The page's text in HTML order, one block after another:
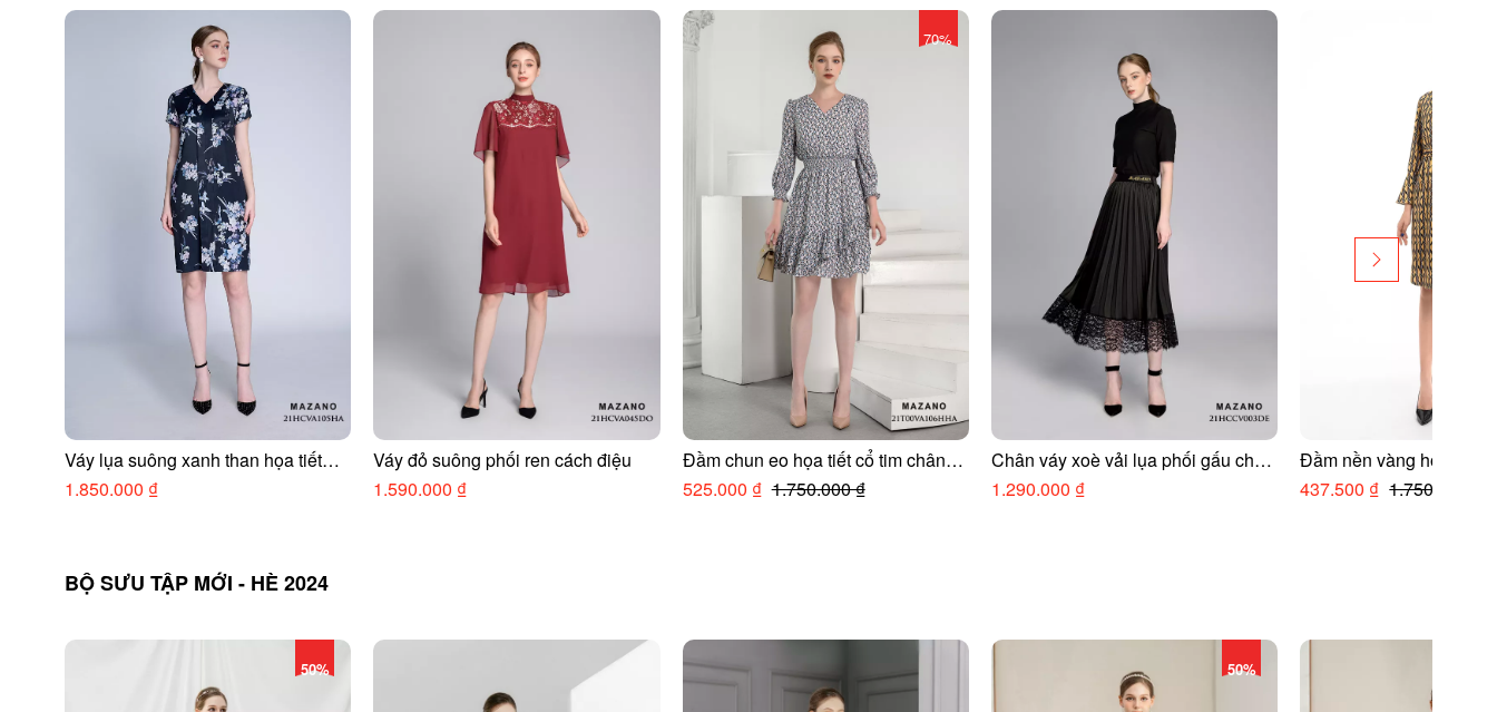
Váy lụa suông xanh than họa tiết
hoa cổ tim
1.850.000 ₫
Váy đỏ suông phối ren cách điệu
1.590.000 ₫
70%
Đầm chun eo họa tiết cổ tim chân
bèo
525.000 ₫ 1.750.000 ₫
Chân váy xoè vải lụa phối gấu chân
ren
1.290.000 ₫
Đầm nền vàng họa tiết
437.500 ₫ 1.750.000 ₫
BỘ SƯU TẬP MỚI - HÈ 2024
50% 50%